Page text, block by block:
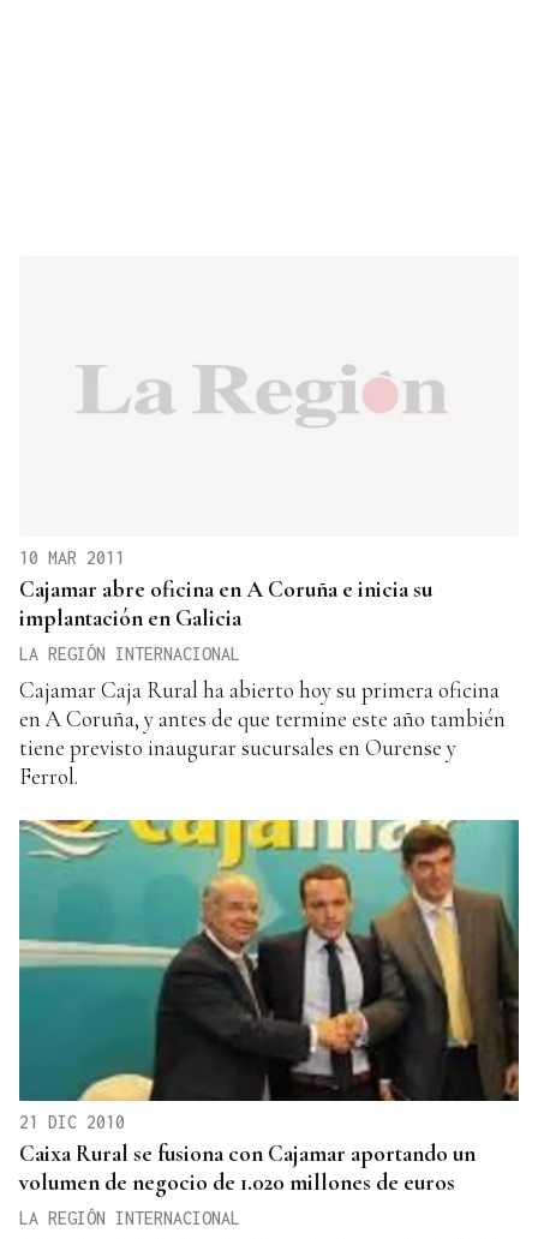
10 MAR 2011
Cajamar abre oficina en A Coruña e inicia su
implantación en Galicia
LA REGIÓN INTERNACIONAL
Cajamar Caja Rural ha abierto hoy su primera oficina
en A Coruña, y antes de que termine este año también
tiene previsto inaugurar sucursales en Ourense y
Ferrol.
21 DIC 2010
Caixa Rural se fusiona con Cajamar aportando un
volumen de negocio de 1.020 millones de euros
LA REGIÓN INTERNACIONAL